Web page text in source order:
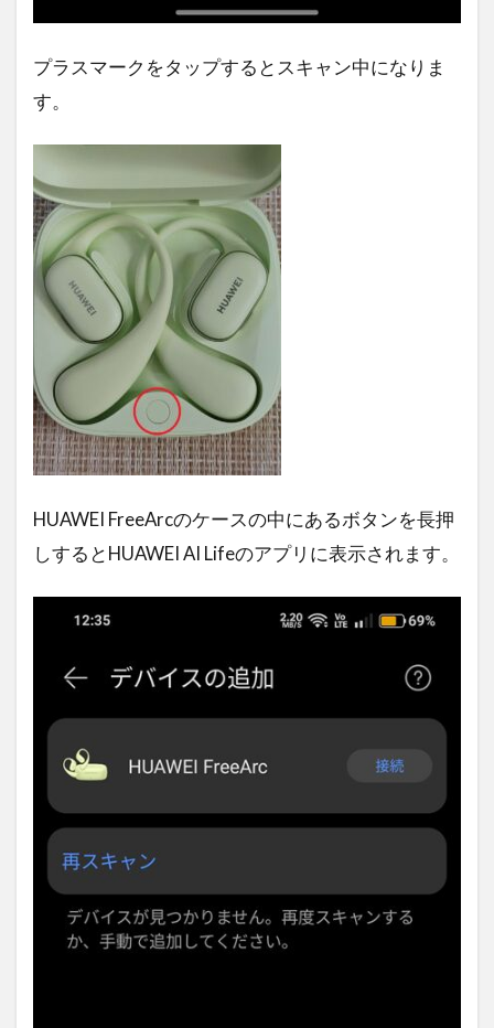
プラスマークをタップするとスキャン中になりま
す。
HUAWEI FreeArcのケースの中にあるボタンを長押
しするとHUAWEI AI Lifeのアプリに表示されます。